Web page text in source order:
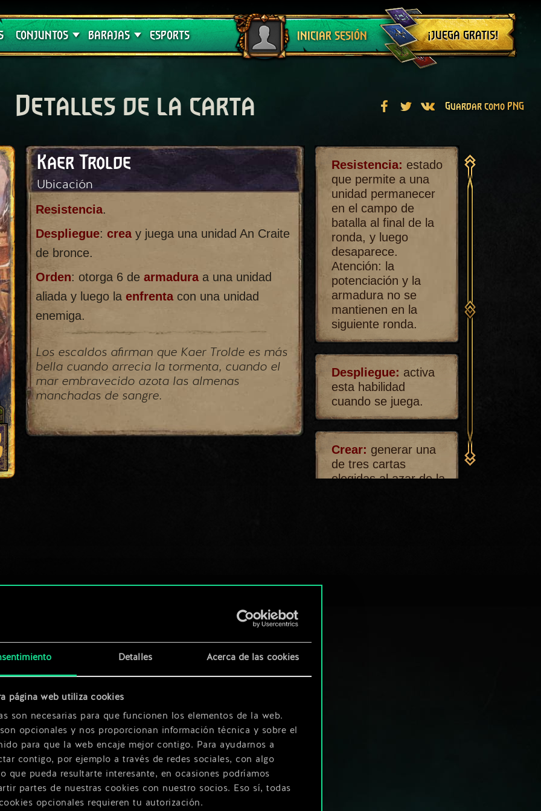
Detalles Acerca de las cookies
página web utiliza cookies
son necesarias para que funcionen los elementos de la web.
opcionales y nos proporcionan información técnica y sobre el
para que la web encaje mejor contigo. Para ayudarnos a
contigo, por ejemplo a través de redes sociales, con algo
que pueda resultarte interesante, en ocasiones podríamos
partes de nuestras cookies con nuestro socios. Eso sí, todas
opcionales requieren tu autorización.
CONJUNTOS
Crimson Curse
BARAJAS
Guías de barajas
ESPORTS INICIAR SESIÓN
Cerrar sesión
¡JUEGA GRATIS!
Detalles de la carta Guardar como PNG
Kaer Trolde
Ubicación
Resistencia.
Despliegue: creay juega una unidad An Craite
de bronce.
Orden: otorga 6 de armaduraa una unidad
aliada y luego la enfrentacon una unidad
enemiga.
Los escaldos afirman que Kaer Trolde es más
bella cuando arrecia la tormenta, cuando el
mar embravecido azota las almenas
manchadas de sangre.
Resistencia: estado
que permite a una
unidad permanecer
en el campo de
batalla al final de la
ronda, y luego
desaparece.
Atención: la
potenciación y la
armadura no se
mantienen en la
siguiente ronda.
Despliegue: activa
esta habilidad
cuando se juega.
Crear: generar una
de tres cartas
elegidas al azar de la